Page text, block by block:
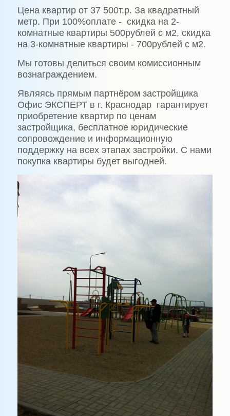
Цена квартир от 37 500т.р. За квадратный
метр. При 100%оплате - скидка на 2-
комнатные квартиры 500рублей с м2, скидка
на 3-комнатные квартиры - 700рублей с м2.
Мы готовы делиться своим комиссионным
вознаграждением.
Являясь прямым партнёром застройщика
Офис ЭКСПЕРТ в г. Краснодар гарантирует
приобретение квартир по ценам
застройщика, бесплатное юридические
сопровождение и информационную
поддержку на всех этапах застройки. С нами
покупка квартиры будет выгодней.